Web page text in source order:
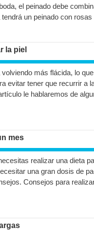
el peinado debe
un peinado con
la piel
más flácida, lo
evitar tener que recurrir a
le hablaremos de
mes
realizar una dieta
una gran dosis de
Consejos para